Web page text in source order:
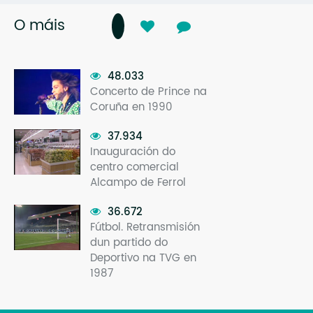
O máis
48.033
Concerto de Prince na
Coruña en 1990
37.934
Inauguración do
centro comercial
Alcampo de Ferrol
36.672
Fútbol. Retransmisión
dun partido do
Deportivo na TVG en
1987